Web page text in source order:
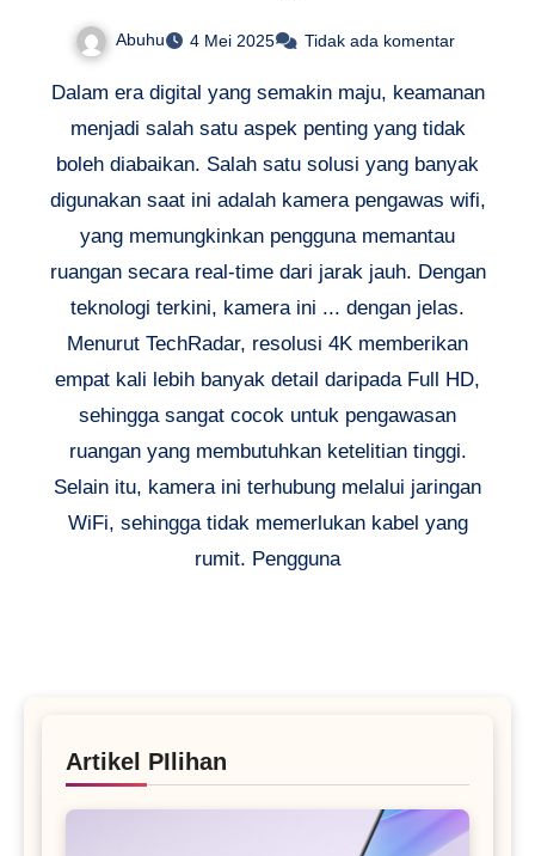
Ruangan
Abuhu 4 Mei 2025 Tidak ada komentar
Dalam era digital yang semakin maju, keamanan
menjadi salah satu aspek penting yang tidak
boleh diabaikan. Salah satu solusi yang banyak
digunakan saat ini adalah kamera pengawas wifi,
yang memungkinkan pengguna memantau
ruangan secara real-time dari jarak jauh. Dengan
teknologi terkini, kamera ini ... dengan jelas.
Menurut TechRadar, resolusi 4K memberikan
empat kali lebih banyak detail daripada Full HD,
sehingga sangat cocok untuk pengawasan
ruangan yang membutuhkan ketelitian tinggi.
Selain itu, kamera ini terhubung melalui jaringan
WiFi, sehingga tidak memerlukan kabel yang
rumit. Pengguna
Artikel PIlihan